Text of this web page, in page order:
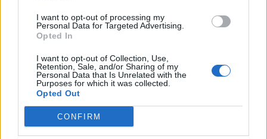
I want to opt-out of processing my
Personal Data for Targeted Advertising.
Opted In
I want to opt-out of Collection, Use,
Retention, Sale, and/or Sharing of my
Personal Data that Is Unrelated with the
Purposes for which it was collected.
Opted Out
CONFIRM
0,00€
0,00€
0,00€
Bio diesel 0,00€ 17l.-
0,00€
25l.-
0,00€
35l.- 0,00€
Estado del tráfico e incidencias de la DGT en
Wartburgkreis
Actualmente no hay incidencias de tráfico cerca de